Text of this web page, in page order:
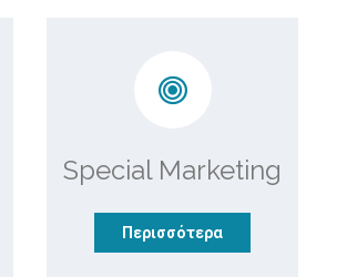
Special Marketing
Περισσότερα